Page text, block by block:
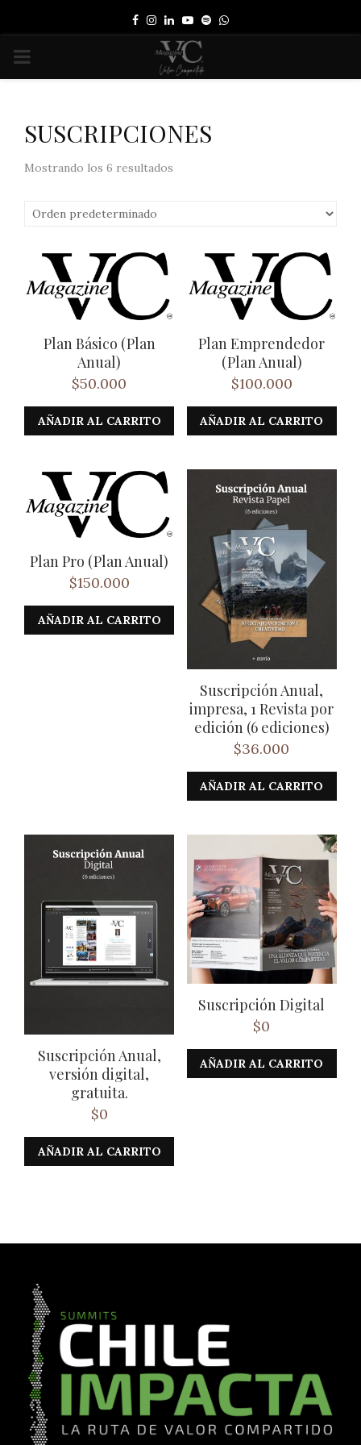
Facebook
Instagram
LinkedinYoutube
SpotifyWhatsapp
PRIMARY
SUSCRIPCIONES
Mostrando los 6 resultados
Plan Básico (Plan
Anual)
$50.000
AÑADIR AL CARRITO
Plan Emprendedor
(Plan Anual)
$100.000
AÑADIR AL CARRITO
Plan Pro (Plan Anual)
$150.000
AÑADIR AL CARRITO
Suscripción Anual,
impresa, 1 Revista por
edición (6 ediciones)
$36.000
AÑADIR AL CARRITO
Suscripción Anual,
versión digital,
gratuita.
$0
AÑADIR AL CARRITO
Suscripción Digital
$0
AÑADIR AL CARRITO